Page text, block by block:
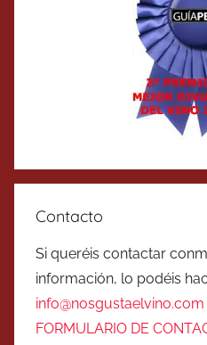
Contacto
Si queréis contactar
información, lo podéis
info@nosgustaelvino.com
FORMULARIO DE